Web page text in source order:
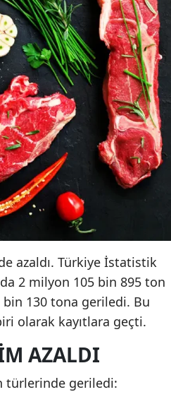
azaldı. Türkiye İstatistik
2 milyon 105 bin 895 ton
bin 130 tona geriledi. Bu
olarak kayıtlara geçti.
AZALDI
türlerinde geriledi: